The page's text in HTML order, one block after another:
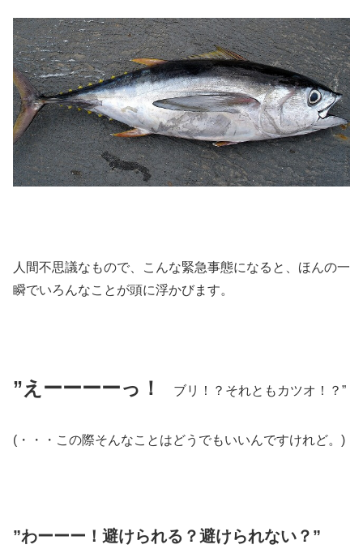
人間不思議なもので、こんな緊急事態になると、ほんの一
瞬でいろんなことが頭に浮かびます。
”えーーーーっ！ ブリ！？それともカツオ！？”
(・・・この際そんなことはどうでもいいんですけれど。)
”わーーー！避けられる？避けられない？”